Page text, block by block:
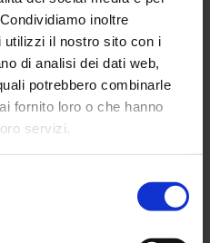
inoltre
utilizzi il nostro sito con i
di analisi dei dati web,
potrebbero combinarle
fornito loro o che hanno
servizi.
visitare ilsitodedicato